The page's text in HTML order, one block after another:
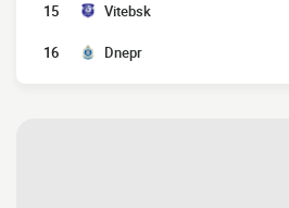
15 Vitebsk
16 Dnepr